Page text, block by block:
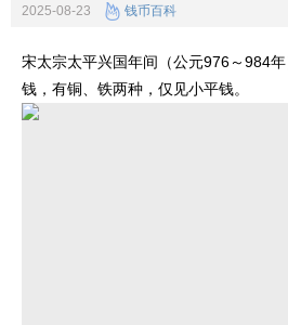
2025-08-23 钱币百科
宋太宗太平兴国年间（公元976～984
钱，有铜、铁两种，仅见小平钱。